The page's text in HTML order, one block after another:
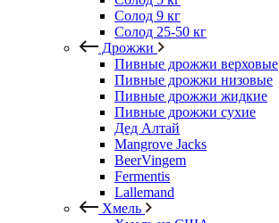
Солод 9 кг
Солод 25-50 кг
Дрожжи
Пивные дрожжи верховые
Пивные дрожжи низовые
Пивные дрожжи жидкие
Пивные дрожжи сухие
Дед Алтай
Mangrove Jacks
BeerVingem
Fermentis
Lallemand
Хмель